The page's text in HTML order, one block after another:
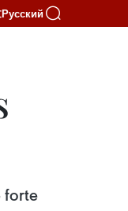
Русский
forte